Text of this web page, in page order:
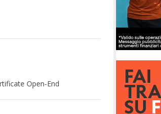
Open-End